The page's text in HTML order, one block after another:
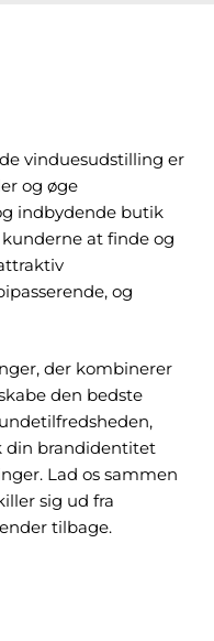
vinduesudstilling er
og øge
indbydende butik
at finde og
og
der kombinerer
den bedste
din brandidentitet
Lad os sammen
sig ud fra
tilbage.